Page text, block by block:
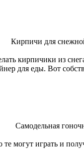
Кирпичи для
кирпичики из
для еды. Вот
Самодельная
могут играть и